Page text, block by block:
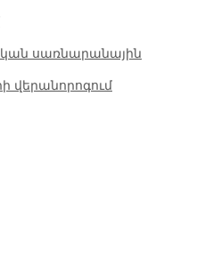
սառնարանային
վերանորոգում